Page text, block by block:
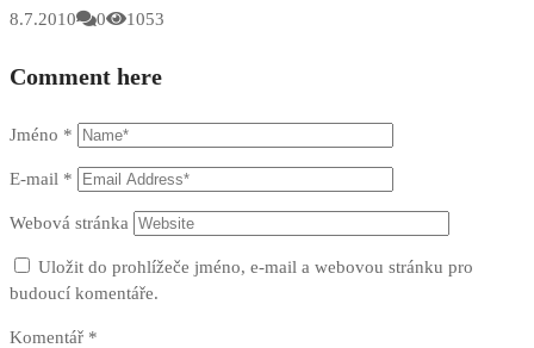
8.7.2010 0 1053
Comment here
Jméno *
E-mail *
Webová stránka
Uložit do prohlížeče jméno, e-mail a webovou stránku pro
budoucí komentáře.
Komentář *